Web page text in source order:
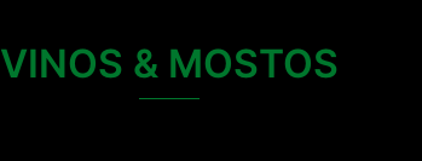
VINOS & MOSTOS